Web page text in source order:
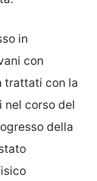
in
con
trattati con la
nel corso del
della